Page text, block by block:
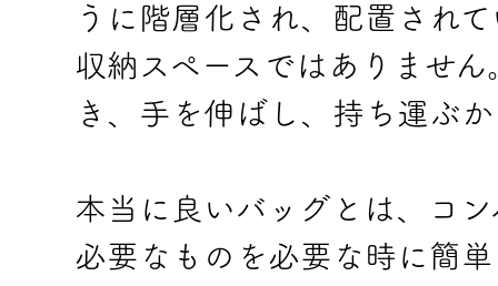
うに階層化され、配置され
収納スペースではありませ
き、手を伸ばし、持ち運ぶ
本当に良いバッグとは、コ
必要なものを必要な時に簡